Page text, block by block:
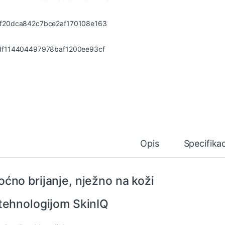
Opis
brijanje, nježno na koži
SkinIQ